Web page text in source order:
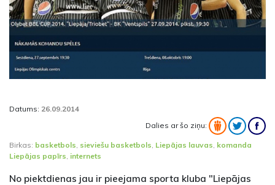
Datums: 26.09.2014
Dalies ar šo ziņu:
Birkas: basketbols, sieviešu basketbols, Liepājas lauvas, komanda
Liepājas papīrs, internets
No piektdienas jau ir pieejama sporta kluba "Liepājas